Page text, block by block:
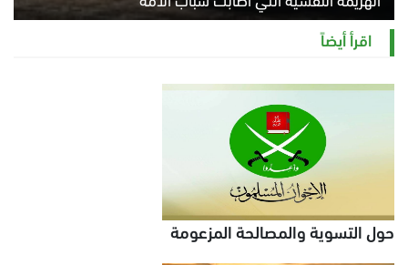
الخميس 6 أغسطس 2026 11:12 ص
اقرأ أيضاً
حول التسوية والمصالحة المزعومة